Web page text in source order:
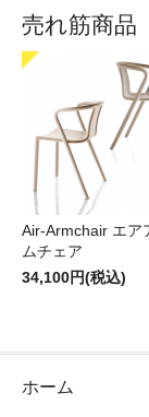
売れ筋商品
Air-Armchair エア
ムチェア
34,100円(税込)
ホーム